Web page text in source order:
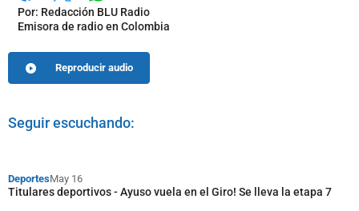
Facebook
X Whatsapp
Por: Redacción BLU Radio
Emisora de radio en Colombia
Reproducir audio
Seguir escuchando:
DeportesMay 16
Titulares deportivos - Ayuso vuela en el Giro! Se lleva la etapa 7